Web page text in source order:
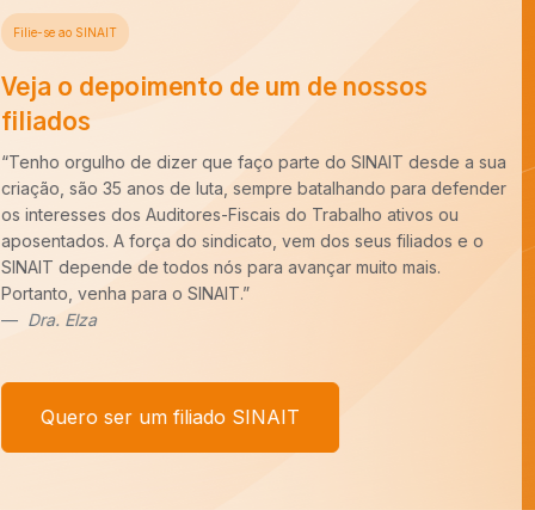
Filie-se ao SINAIT
Veja o depoimento de um de nossos
filiados
“Há cerca de dez anos entrei para a carreira de Auditoria-Fiscal
do Trabalho e ao longo desse período constatei que é
imprescindível o trabalho do SINAIT para a nossa categoria.
Uma carreira para ser forte precisa de um Sindicato forte,
sempre pronto para batalhar pelos nossos interesses. E tenho
um recado,COM VOCÊ FILIADO, SEREMOS MAIS!
Afonso Borges
Quero ser um filiado SINAIT